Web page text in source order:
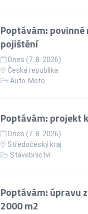
Poptávám:
pojištění
Dnes (7. 8. 2026)
Česká republika
Auto-Moto
Poptávám: projekt
Dnes (7. 8. 2026)
Středočeský kraj
Stavebnictví
Poptávám: úpravu
2000 m2